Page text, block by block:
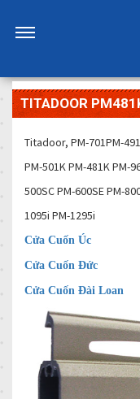
TITADOOR
Titadoor, PM-701PM-
PM-501K PM-481K PM-
500SC PM-600SE PM-
1095i PM-1295i
Cửa Cuốn Úc
Cửa Cuốn Đức
Cửa Cuốn Đài Loan